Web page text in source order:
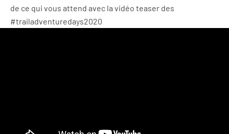
de ce qui vous attend avec la vidéo teaser des
#trailadventuredays2020